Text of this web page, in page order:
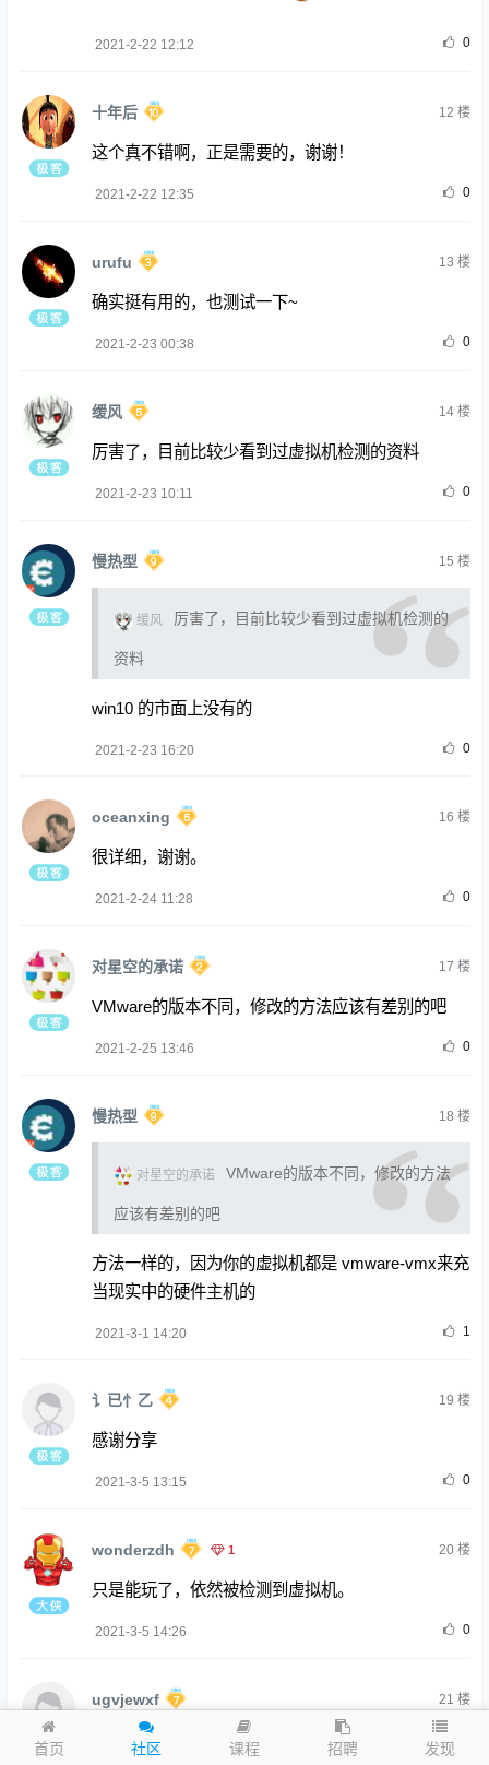
首页 社区 课程 招聘 发现
2021-2-22 12:12 0
十年后 12 楼
这个真不错啊，正是需要的，谢谢！
2021-2-22 12:35 0
urufu 13 楼
确实挺有用的，也测试一下~
2021-2-23 00:38 0
缓风 14楼
厉害了，目前比较少看到过虚拟机检测的资料
2021-2-23 10:11 0
慢热型 15 楼
缓风 厉害了，目前比较少看到过虚拟机检测的
资料
win10 的市面上没有的
2021-2-23 16:20 0
oceanxing 16 楼
很详细，谢谢。
2021-2-24 11:28 0
对星空的承诺 17 楼
VMware的版本不同，修改的方法应该有差别的吧
2021-2-25 13:46 0
慢热型 18 楼
对星空的承诺 VMware的版本不同，修改的方法
应该有差别的吧
方法一样的，因为你的虚拟机都是 vmware-vmx来充
当现实中的硬件主机的
2021-3-1 14:20 1
讠已忄乙 19 楼
感谢分享
2021-3-5 13:15 0
wonderzdh 1 20楼
只是能玩了，依然被检测到虚拟机。
2021-3-5 14:26 0
ugvjewxf 21 楼
好东西，值得研究